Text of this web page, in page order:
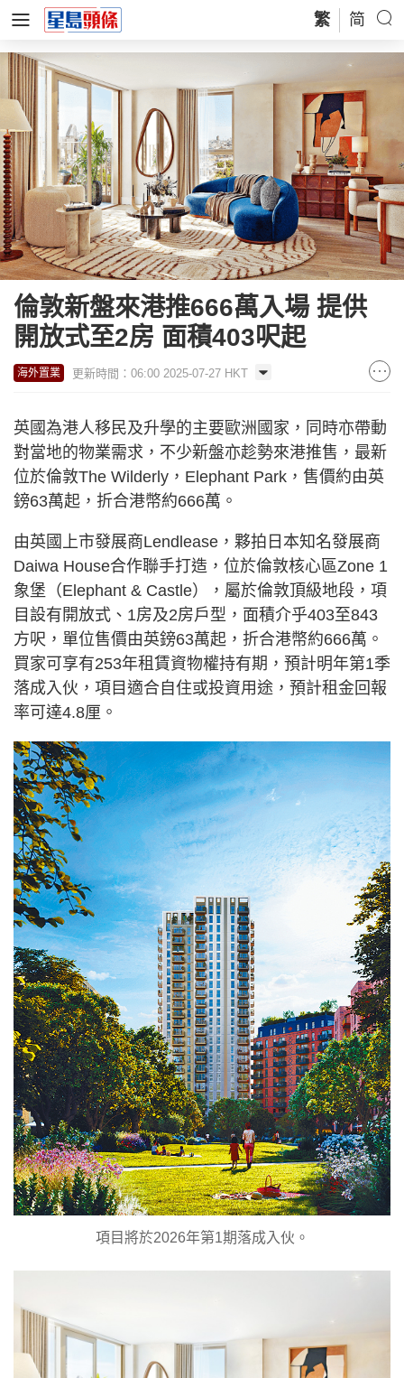
繁 简
倫敦新盤來港推666萬入場 提供
開放式至2房 面積403呎起
海外置業 更新時間：06:00 2025-07-27 HKT
英國為港人移民及升學的主要歐洲國家，同時亦帶動
對當地的物業需求，不少新盤亦趁勢來港推售，最新
位於倫敦The Wilderly，Elephant Park，售價約由英
鎊63萬起，折合港幣約666萬。
由英國上市發展商Lendlease，夥拍日本知名發展商
Daiwa House合作聯手打造，位於倫敦核心區Zone 1
象堡（Elephant & Castle），屬於倫敦頂級地段，項
目設有開放式、1房及2房戶型，面積介乎403至843
方呎，單位售價由英鎊63萬起，折合港幣約666萬。
買家可享有253年租賃資物權持有期，預計明年第1季
落成入伙，項目適合自住或投資用途，預計租金回報
率可達4.8厘。
項目將於2026年第1期落成入伙。